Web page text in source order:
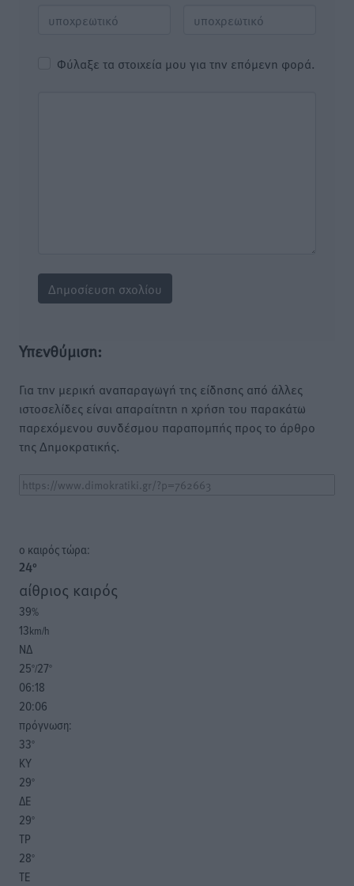
Φύλαξε τα στοιχεία μου για την επόμενη φορά.
Υπενθύμιση:
Για την μερική αναπαραγωγή της είδησης από άλλες
ιστοσελίδες είναι απαραίτητη η χρήση του παρακάτω
παρεχόμενου συνδέσμου παραπομπής προς το άρθρο
της Δημοκρατικής.
o καιρός τώρα:
24°
αίθριος καιρός
39%
13km/h
ΝΔ
25°/27°
06:18
20:06
πρόγνωση:
33°
ΚΥ
29°
ΔΕ
29°
ΤΡ
28°
ΤΕ